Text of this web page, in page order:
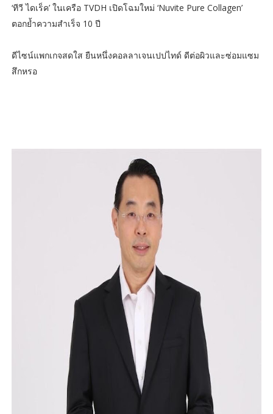
‘ทีวี ไดเร็ค’ ในเครือ TVDH เปิดโฉมใหม่ ‘Nuvite Pure Collagen’
ตอกย้ำความสำเร็จ 10 ปี
ดีไซน์แพกเกจสดใส ยืนหนึ่งคอลลาเจนเปปไทด์ ดีต่อผิวและซ่อมแซม
สึกหรอ